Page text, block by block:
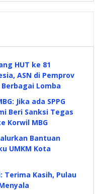
HUT ke 81
ASN di Pemprov
Lomba
Jika ada SPPG
Beri Sanksi Tegas
Korwil MBG
Bantuan
UMKM Kota
Terima Kasih, Pulau